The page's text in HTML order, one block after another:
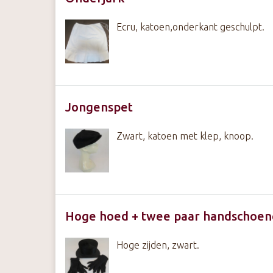
Ecru, katoen,onderkant geschulpt.
Jongenspet
Zwart, katoen met klep, knoop.
Hoge hoed + twee paar
Hoge zijden, zwart.